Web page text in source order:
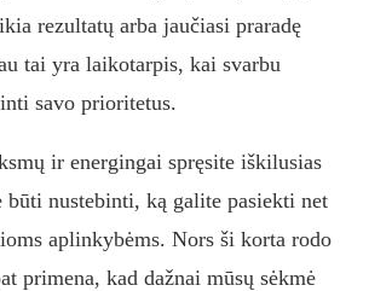
rezultatų arba jaučiasi praradę
tai yra laikotarpis, kai svarbu
savo prioritetus.
ir energingai spręsite iškilusias
būti nustebinti, ką galite pasiekti net
aplinkybėms. Nors ši korta rodo
primena, kad dažnai mūsų sėkmė